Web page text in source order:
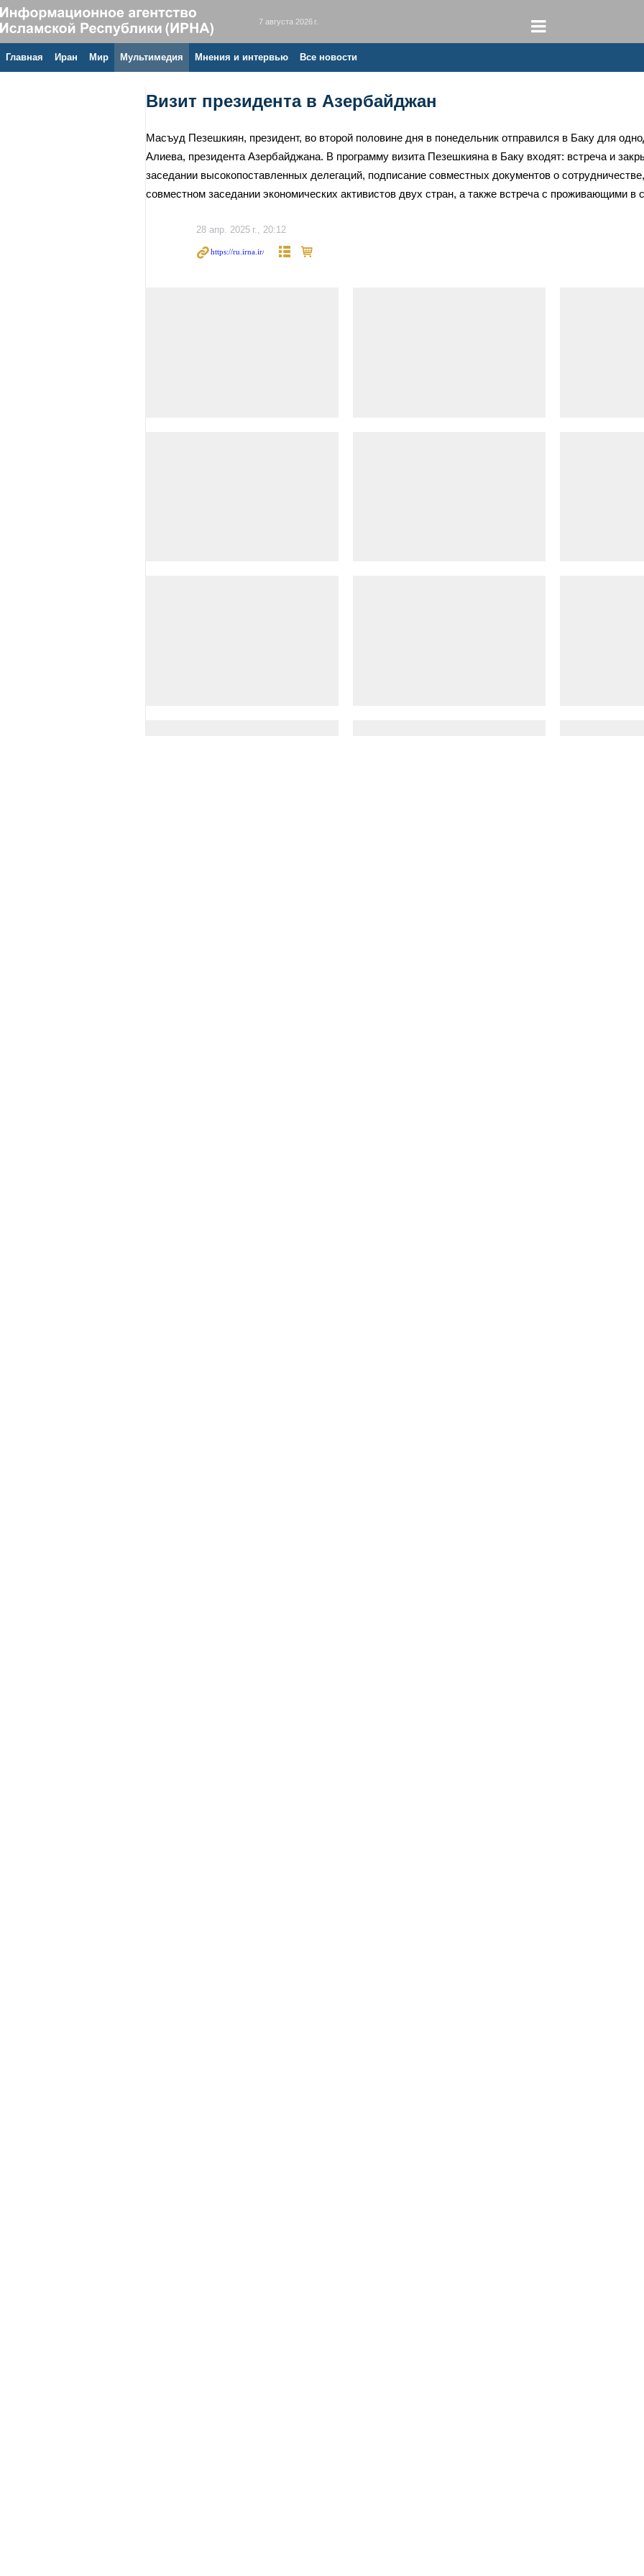
7 августа 2026 г.
Главная Иран Мир Мультимедия Мнения и интервью Все новости
Визит президента в Азербайджан
Масъуд Пезешкиян, президент, во второй половине дня в понедельник отправился в Баку для
Алиева, президента Азербайджана. В программу визита Пезешкияна в Баку входят: встреча и
заседании высокопоставленных делегаций, подписание совместных документов о
совместном заседании экономических активистов двух стран, а также встреча с проживающими в
28 апр. 2025 г., 20:12